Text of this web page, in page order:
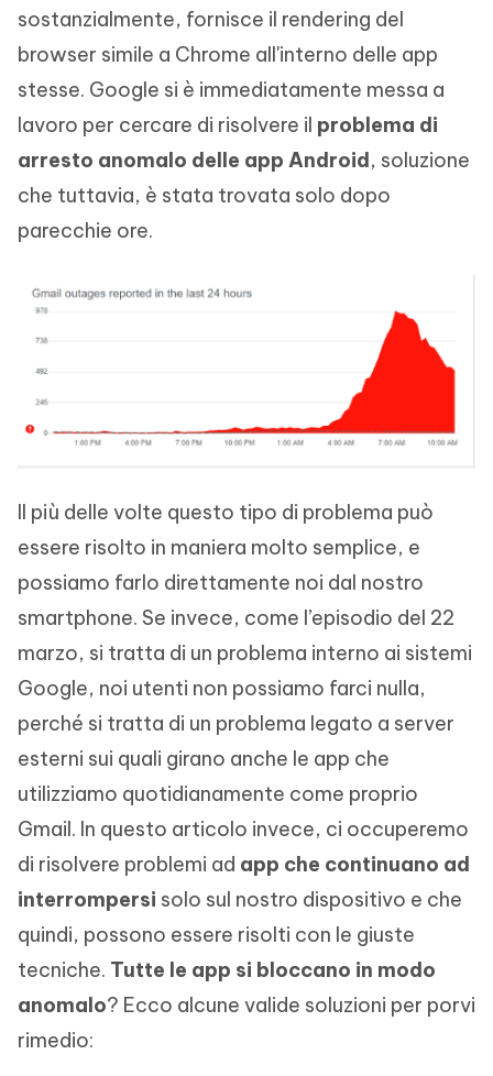
sostanzialmente, fornisce il rendering del
browser simile a Chrome all'interno delle app
stesse. Google si è immediatamente messa a
lavoro per cercare di risolvere il problema di
arresto anomalo delle app Android, soluzione
che tuttavia, è stata trovata solo dopo
parecchie ore.
Il più delle volte questo tipo di problema può
essere risolto in maniera molto semplice, e
possiamo farlo direttamente noi dal nostro
smartphone. Se invece, come l’episodio del 22
marzo, si tratta di un problema interno ai sistemi
Google, noi utenti non possiamo farci nulla,
perché si tratta di un problema legato a server
esterni sui quali girano anche le app che
utilizziamo quotidianamente come proprio
Gmail. In questo articolo invece, ci occuperemo
di risolvere problemi ad app che continuano ad
interrompersi solo sul nostro dispositivo e che
quindi, possono essere risolti con le giuste
tecniche. Tutte le app si bloccano in modo
anomalo? Ecco alcune valide soluzioni per porvi
rimedio: